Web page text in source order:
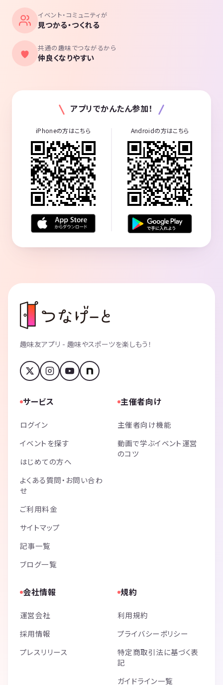
イベント・コミュニティが
見つかる・つくれる
共通の趣味でつながるから
仲良くなりやすい
アプリでかんたん参加！
iPhoneの方はこちら Androidの方はこちら
趣味友アプリ - 趣味やスポーツを楽しもう！
サービス
ログイン
イベントを探す
はじめての方へ
よくある質問・お問い合わ
せ
ご利用料金
サイトマップ
記事一覧
ブログ一覧
主催者向け
主催者向け機能
動画で学ぶイベント運営
のコツ
会社情報
運営会社
採用情報
プレスリリース
規約
利用規約
プライバシーポリシー
特定商取引法に基づく表
記
ガイドライン一覧